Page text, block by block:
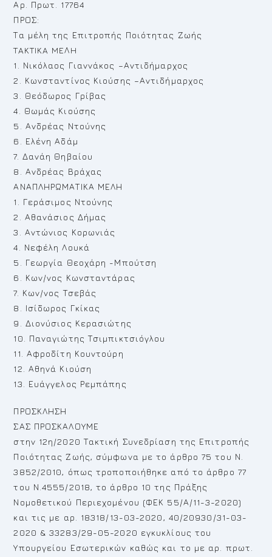
Αρ. Πρωτ. 17764
ΠΡΟΣ:
Τα μέλη της Επιτροπής Ποιότητας Ζωής
TAKTIKA MEΛH
1. Νικόλαος Γιαννάκος –Αντιδήμαρχος
2. Κωνσταντίνος Κιούσης –Αντιδήμαρχος
3. Θεόδωρος Γρίβας
4. Θωμάς Κιούσης
5. Ανδρέας Ντούνης
6. Ελένη Αδάμ
7. Δανάη Θηβαίου
8. Ανδρέας Βράχας
ΑΝΑΠΛΗΡΩΜΑΤΙΚΑ ΜΕΛΗ
1. Γεράσιμος Ντούνης
2. Αθανάσιος Δήμας
3. Αντώνιος Κορωνιάς
4. Νεφέλη Λουκά
5. Γεωργία Θεοχάρη -Μπούτση
6. Κων/νος Κωνσταντάρας
7. Κων/νος Τσεβάς
8. Ισίδωρος Γκίκας
9. Διονύσιος Κερασιώτης
10. Παναγιώτης Τσιμπικτσιόγλου
11. Αφροδίτη Κουντούρη
12. Αθηνά Κιούση
13. Ευάγγελος Ρεμπάπης
ΠΡΟΣΚΛΗΣΗ
ΣΑΣ ΠΡΟΣΚΑΛΟΥΜΕ
στην 12η/2020 Τακτική Συνεδρίαση της Επιτροπής
Ποιότητας Ζωής, σύμφωνα με το άρθρο 75 του Ν.
3852/2010, όπως τροποποιήθηκε από το άρθρο 77
του Ν.4555/2018, το άρθρο 10 της Πράξης
Νομοθετικού Περιεχομένου (ΦΕΚ 55/Α/11-3-2020)
και τις με αρ. 18318/13-03-2020, 40/20930/31-03-
2020 & 33283/29-05-2020 εγκυκλίους του
Υπουργείου Εσωτερικών καθώς και το με αρ. πρωτ.